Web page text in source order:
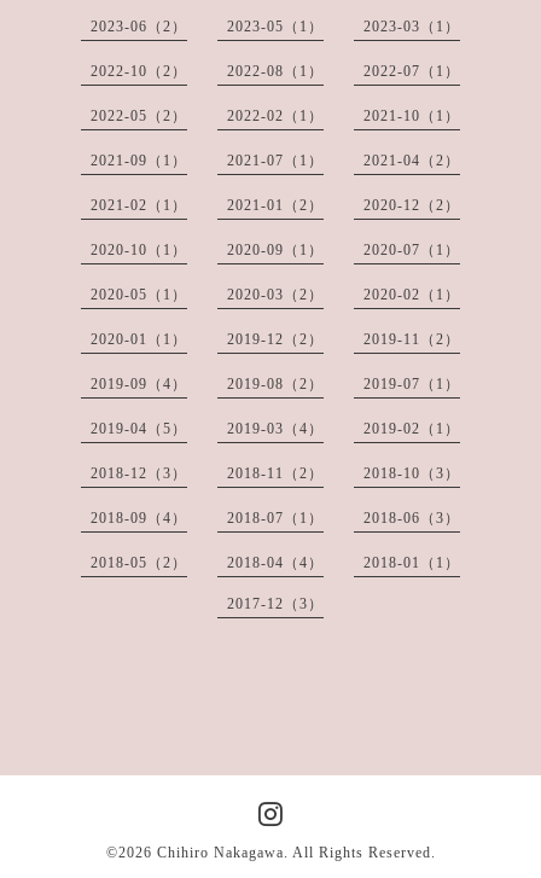
2023-06（2） 2023-05（1） 2023-03（1）
2022-10（2） 2022-08（1） 2022-07（1）
2022-05（2） 2022-02（1） 2021-10（1）
2021-09（1） 2021-07（1） 2021-04（2）
2021-02（1） 2021-01（2） 2020-12（2）
2020-10（1） 2020-09（1） 2020-07（1）
2020-05（1） 2020-03（2） 2020-02（1）
2020-01（1） 2019-12（2） 2019-11（2）
2019-09（4） 2019-08（2） 2019-07（1）
2019-04（5） 2019-03（4） 2019-02（1）
2018-12（3） 2018-11（2） 2018-10（3）
2018-09（4） 2018-07（1） 2018-06（3）
2018-05（2） 2018-04（4） 2018-01（1）
2017-12（3）
©2026 Chihiro Nakagawa . All Rights Reserved.